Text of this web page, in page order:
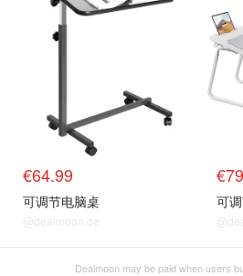
€64.99
可调节电脑桌
@dealmoon.de
可
Dealmoon may be paid when users